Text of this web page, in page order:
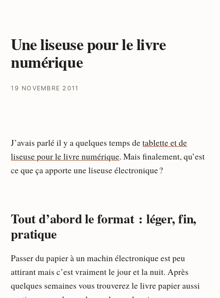
Une liseuse pour le livre
numérique
19 NOVEMBRE 2011
J’avais parlé il y a quelques temps detablette et de
liseuse pour le livre numérique. Mais finalement, qu’est
ce que ça apporte une liseuse électronique ?
Tout d’abord le format : léger, fin,
pratique
Passer du papier à un machin électronique est peu
attirant mais c’est vraiment le jour et la nuit. Après
quelques semaines vous trouverez le livre papier aussi